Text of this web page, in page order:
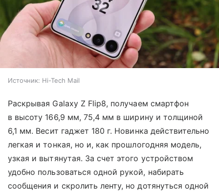
Источник: Hi-Tech Mail
Раскрывая Galaxy Z Flip8, получаем смартфон
в высоту 166,9 мм, 75,4 мм в ширину и толщиной
6,1 мм. Весит гаджет 180 г. Новинка действительно
легкая и тонкая, но и, как прошлогодняя модель,
узкая и вытянутая. За счет этого устройством
удобно пользоваться одной рукой, набирать
сообщения и скролить ленту, но дотянуться одной